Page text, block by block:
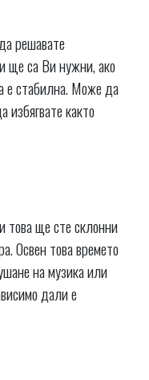
решавате
ще са Ви нужни, ако
е стабилна. Може да
избягвате както
това ще сте склонни
Освен това времето
на музика или
дали е